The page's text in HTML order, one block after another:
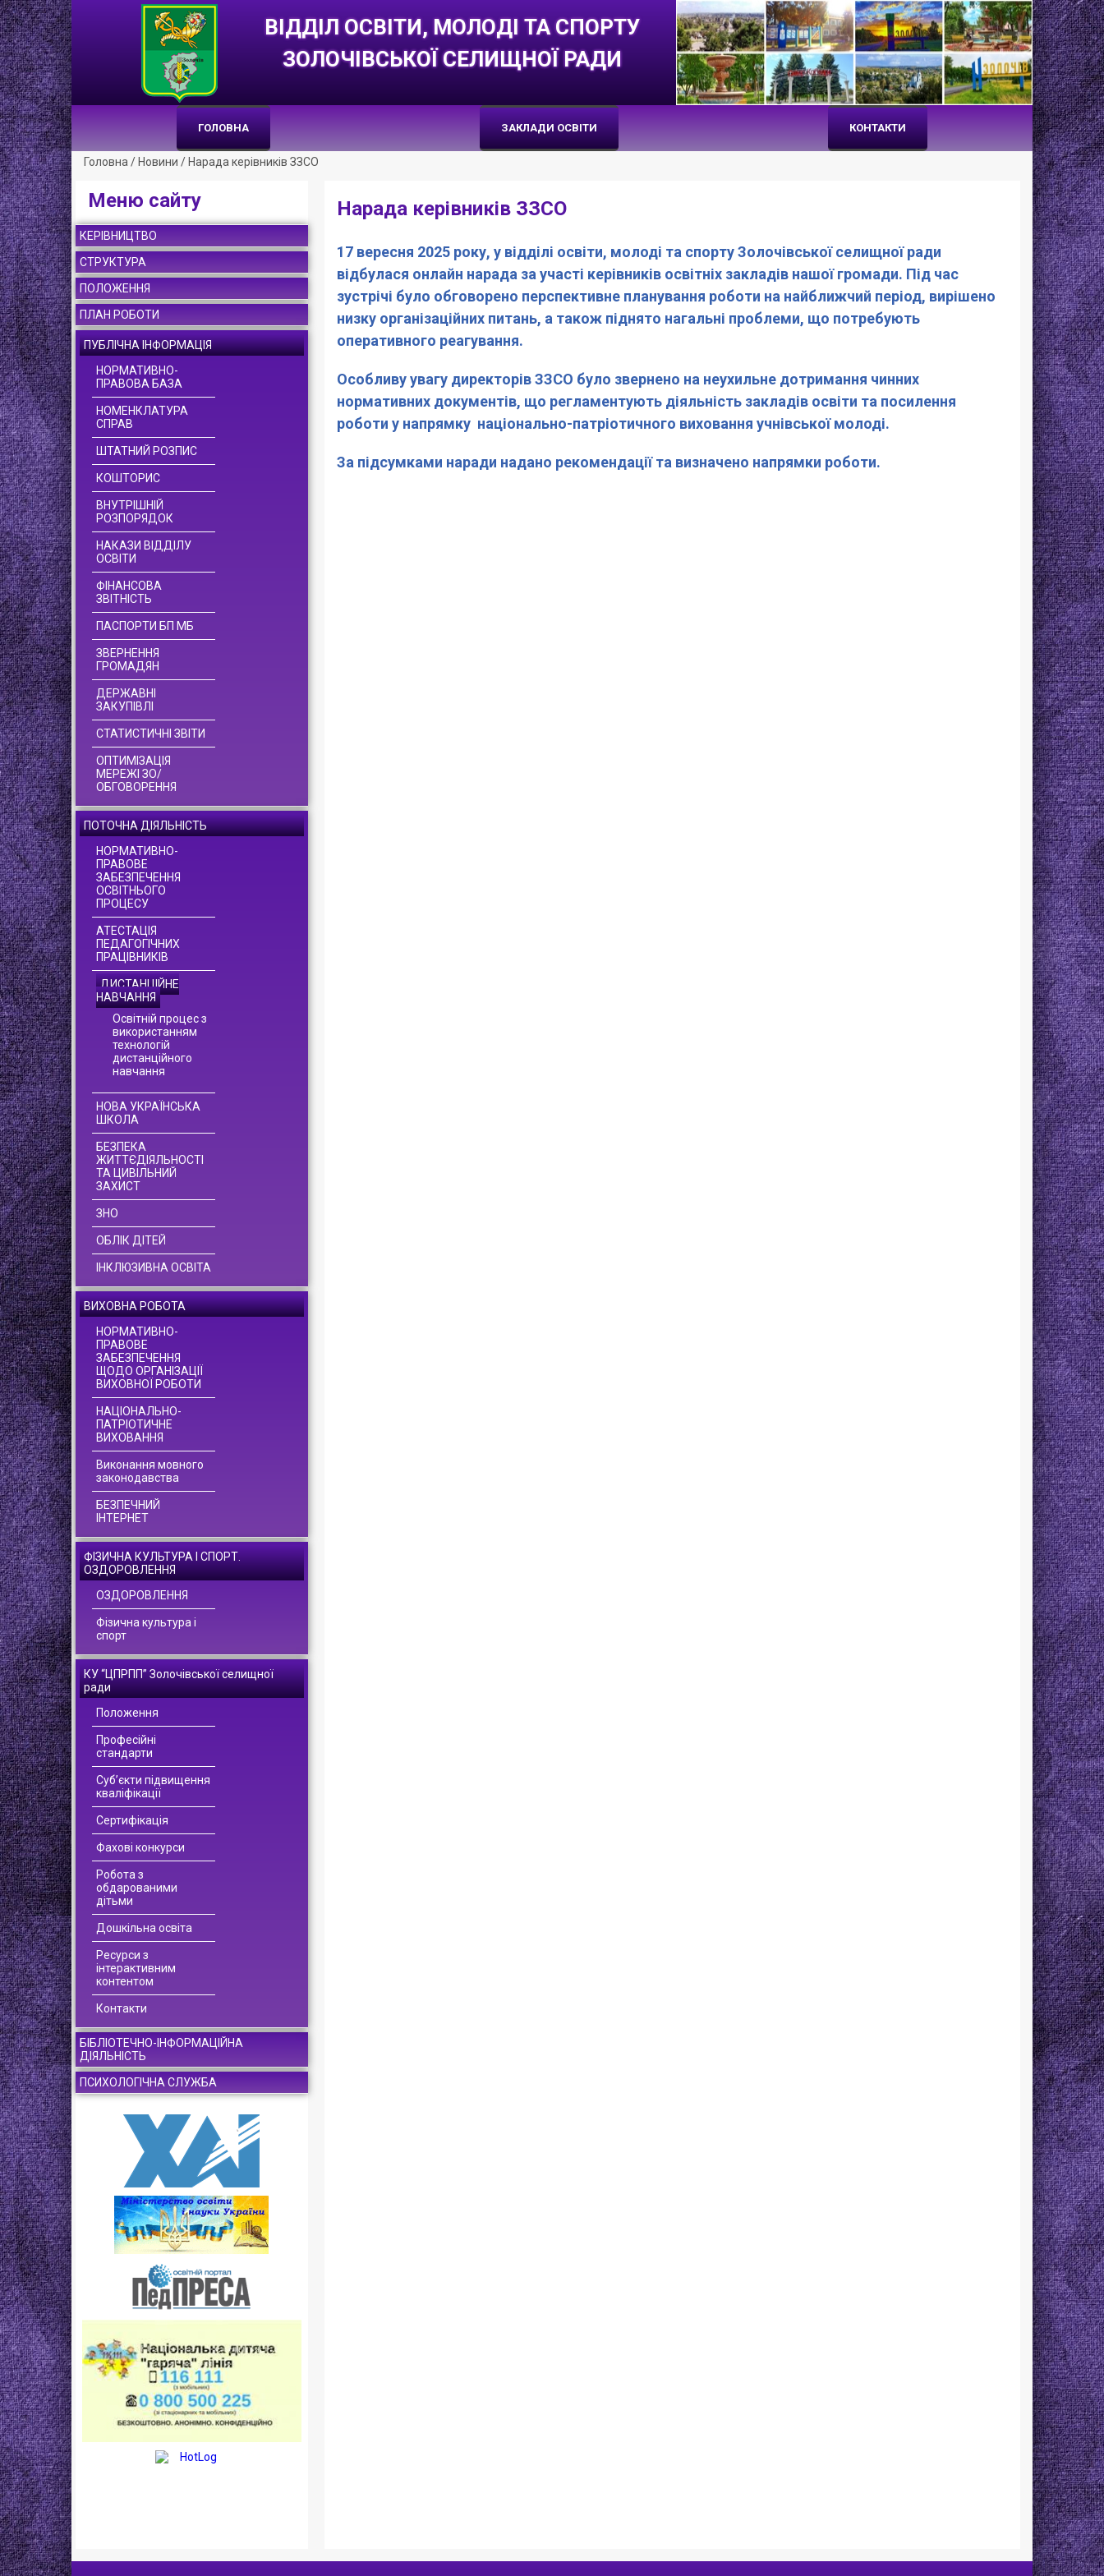
ВІДДІЛ ОСВІТИ, МОЛОДІ ТА СПОРТУ
ЗОЛОЧІВСЬКОЇ СЕЛИЩНОЇ РАДИ
ГОЛОВНА ЗАКЛАДИ ОСВІТИ КОНТАКТИ
Головна / Новини / Нарада керівників ЗЗСО
Меню сайту
КЕРІВНИЦТВО
СТРУКТУРА
ПОЛОЖЕННЯ
ПЛАН РОБОТИ
ПУБЛІЧНА ІНФОРМАЦІЯ
НОРМАТИВНО-
ПРАВОВА БАЗА
НОМЕНКЛАТУРА
СПРАВ
ШТАТНИЙ РОЗПИС
КОШТОРИС
ВНУТРІШНІЙ
РОЗПОРЯДОК
НАКАЗИ ВІДДІЛУ
ОСВІТИ
ФІНАНСОВА
ЗВІТНІСТЬ
ПАСПОРТИ БП МБ
ЗВЕРНЕННЯ
ГРОМАДЯН
ДЕРЖАВНІ
ЗАКУПІВЛІ
СТАТИСТИЧНІ ЗВІТИ
ОПТИМІЗАЦІЯ
МЕРЕЖІ ЗО/
ОБГОВОРЕННЯ
ПОТОЧНА ДІЯЛЬНІСТЬ
НОРМАТИВНО-
ПРАВОВЕ
ЗАБЕЗПЕЧЕННЯ
ОСВІТНЬОГО
ПРОЦЕСУ
АТЕСТАЦІЯ
ПЕДАГОГІЧНИХ
ПРАЦІВНИКІВ
ДИСТАНЦІЙНЕ
НАВЧАННЯ
Освітній процес з
використанням
технологій
дистанційного
навчання
НОВА УКРАЇНСЬКА
ШКОЛА
БЕЗПЕКА
ЖИТТЄДІЯЛЬНОСТІ
ТА ЦИВІЛЬНИЙ
ЗАХИСТ
ЗНО
ОБЛІК ДІТЕЙ
ІНКЛЮЗИВНА ОСВІТА
ВИХОВНА РОБОТА
НОРМАТИВНО-
ПРАВОВЕ
ЗАБЕЗПЕЧЕННЯ
ЩОДО ОРГАНІЗАЦІЇ
ВИХОВНОЇ РОБОТИ
НАЦІОНАЛЬНО-
ПАТРІОТИЧНЕ
ВИХОВАННЯ
Виконання мовного
законодавства
БЕЗПЕЧНИЙ
ІНТЕРНЕТ
ФІЗИЧНА КУЛЬТУРА І СПОРТ.
ОЗДОРОВЛЕННЯ
ОЗДОРОВЛЕННЯ
Фізична культура і
спорт
КУ “ЦПРПП” Золочівської селищної
ради
Положення
Професійні
стандарти
Суб’єкти підвищення
кваліфікації
Сертифікація
Фахові конкурси
Робота з
обдарованими
дітьми
Дошкільна освіта
Ресурси з
інтерактивним
контентом
Контакти
БІБЛІОТЕЧНО-ІНФОРМАЦІЙНА
ДІЯЛЬНІСТЬ
ПСИХОЛОГІЧНА СЛУЖБА
Нарада керівників ЗЗСО
17 вересня 2025 року, у відділі освіти, молоді та спорту Золочівської селищної ради
відбулася онлайн нарада за участі керівників освітніх закладів нашої громади. Під час
зустрічі було обговорено перспективне планування роботи на найближчий період, вирішено
низку організаційних питань, а також піднято нагальні проблеми, що потребують
оперативного реагування.
Особливу увагу директорів ЗЗСО було звернено на неухильне дотримання чинних
нормативних документів, що регламентують діяльність закладів освіти та посилення
роботи у напрямку національно-патріотичного виховання учнівської молоді.
За підсумками наради надано рекомендації та визначено напрямки роботи.